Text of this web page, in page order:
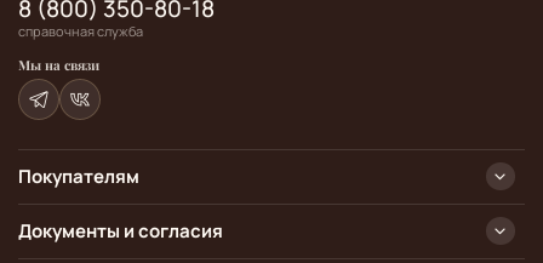
Покупателям
Документы и согласия
8 (800) 350-80-18
справочная служба
Мы на связи